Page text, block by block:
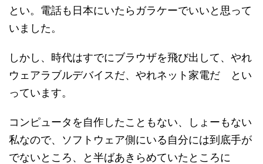
とい。電話も日本にいたらガラケーでいいと思って
いました。
しかし、時代はすでにブラウザを飛び出して、やれ
ウェアラブルデバイスだ、やれネット家電だ とい
っています。
コンピュータを自作したこともない、しょーもない
私なので、ソフトウェア側にいる自分には到底手が
でないところ、と半ばあきらめていたところに